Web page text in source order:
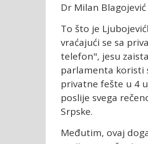
Dr Milan Blagojević
To što je
vraćajući se sa
telefon", jesu
parlamenta koristi
privatne fešte u 4
poslije svega
Srpske.
Međutim, ovaj